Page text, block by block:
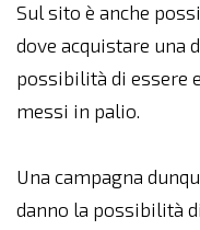
Sul sito è anche
dove acquistare una
possibilità di essere
messi in palio.
Una campagna
danno la possibilità